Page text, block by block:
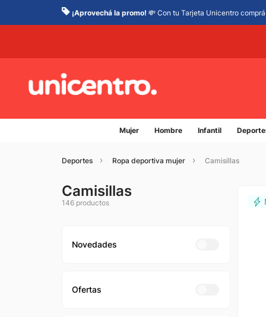
¡Aprovechá la promo! 💸 Con tu Tarjeta Unicentro
Mujer Hombre Infantil
Deportes Ropa deportiva mujer Camisillas
Camisillas
146 productos
Novedades